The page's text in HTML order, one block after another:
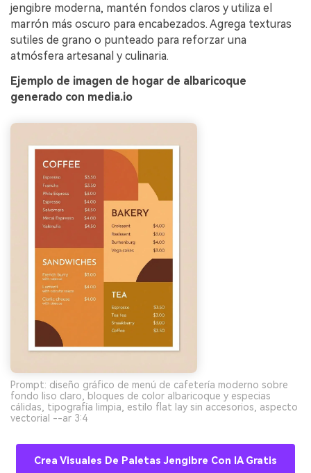
jengibre moderna, mantén fondos claros y utiliza el
marrón más oscuro para encabezados. Agrega texturas
sutiles de grano o punteado para reforzar una
atmósfera artesanal y culinaria.
Ejemplo de imagen de hogar de albaricoque
generado con media.io
Prompt: diseño gráfico de menú de cafetería moderno sobre
fondo liso claro, bloques de color albaricoque y especias
cálidas, tipografía limpia, estilo flat lay sin accesorios, aspecto
vectorial --ar 3:4
Crea Visuales De Paletas Jengibre Con IA Gratis